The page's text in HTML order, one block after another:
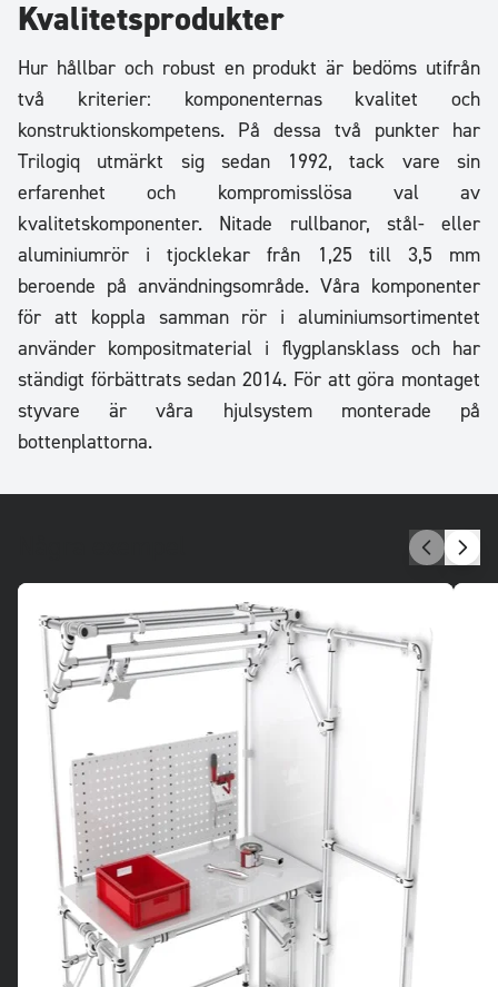
Kvalitetsprodukter
Hur hållbar och robust en produkt är bedöms utifrån
två kriterier: komponenternas kvalitet och
konstruktionskompetens. På dessa två punkter har
Trilogiq utmärkt sig sedan 1992, tack vare sin
erfarenhet och kompromisslösa val av
kvalitetskomponenter. Nitade rullbanor, stål- eller
aluminiumrör i tjocklekar från 1,25 till 3,5 mm
beroende på användningsområde. Våra komponenter
för att koppla samman rör i aluminiumsortimentet
använder kompositmaterial i flygplansklass och har
ständigt förbättrats sedan 2014. För att göra montaget
styvare är våra hjulsystem monterade på
bottenplattorna.